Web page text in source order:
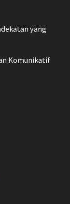
yang
Komunikatif